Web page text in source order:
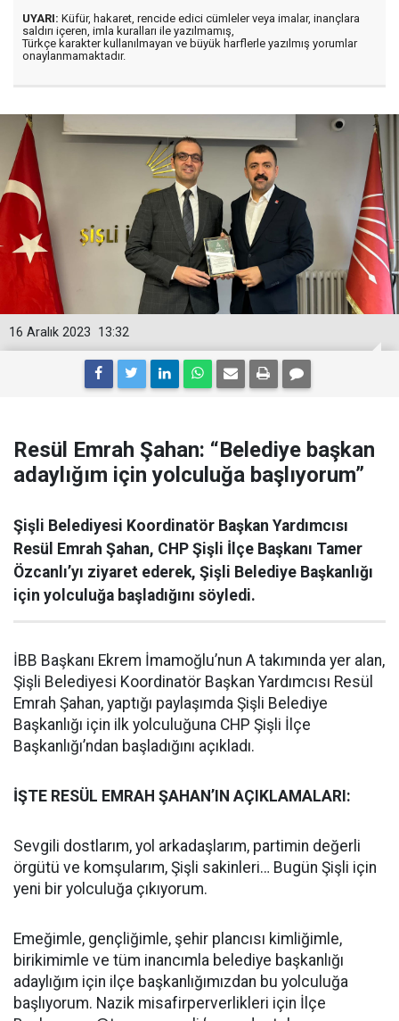
UYARI: Küfür, hakaret, rencide edici cümleler veya imalar, inançlara
saldırı içeren, imla kuralları ile yazılmamış,
Türkçe karakter kullanılmayan ve büyük harflerle yazılmış yorumlar
onaylanmamaktadır.
13:32
16 Aralık 2023
Resül Emrah Şahan: “Belediye başkan
adaylığım için yolculuğa başlıyorum”
Şişli Belediyesi Koordinatör Başkan Yardımcısı
Resül Emrah Şahan, CHP Şişli İlçe Başkanı Tamer
Özcanlı’yı ziyaret ederek, Şişli Belediye Başkanlığı
için yolculuğa başladığını söyledi.
İBB Başkanı Ekrem İmamoğlu’nun A takımında yer alan,
Şişli Belediyesi Koordinatör Başkan Yardımcısı Resül
Emrah Şahan, yaptığı paylaşımda Şişli Belediye
Başkanlığı için ilk yolculuğuna CHP Şişli İlçe
Başkanlığı’ndan başladığını açıkladı.
İŞTE RESÜL EMRAH ŞAHAN’IN AÇIKLAMALARI:
Sevgili dostlarım, yol arkadaşlarım, partimin değerli
örgütü ve komşularım, Şişli sakinleri… Bugün Şişli için
yeni bir yolculuğa çıkıyorum.
Emeğimle, gençliğimle, şehir plancısı kimliğimle,
birikimimle ve tüm inancımla belediye başkanlığı
adaylığım için ilçe başkanlığımızdan bu yolculuğa
başlıyorum. Nazik misafirperverlikleri için İlçe